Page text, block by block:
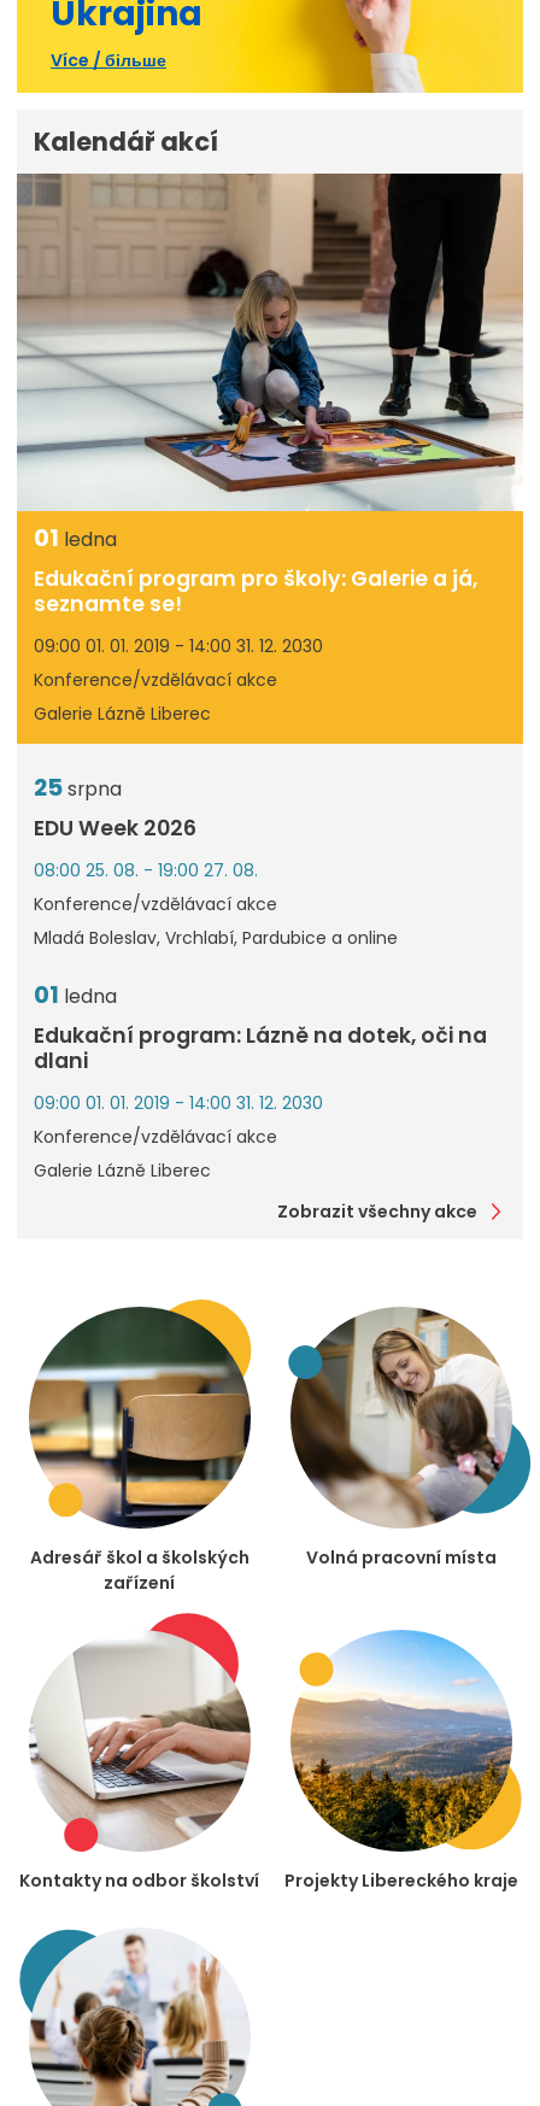
Ukrajina
Více / більше
Kalendář akcí
01 ledna
Edukační program pro školy: Galerie a já,
seznamte se!
09:00 01. 01. 2019 - 14:00 31. 12. 2030
Konference/vzdělávací akce
Galerie Lázně Liberec
25srpna
EDU Week 2026
08:00 25. 08. - 19:00 27. 08.
Konference/vzdělávací akce
Mladá Boleslav, Vrchlabí, Pardubice a online
01 ledna
Edukační program: Lázně na dotek, oči na
dlani
09:00 01. 01. 2019 - 14:00 31. 12. 2030
Konference/vzdělávací akce
Galerie Lázně Liberec
Zobrazit všechny akce
Adresář škol a školských
zařízení
Volná pracovní místa
Kontakty na odbor školství Projekty Libereckého kraje